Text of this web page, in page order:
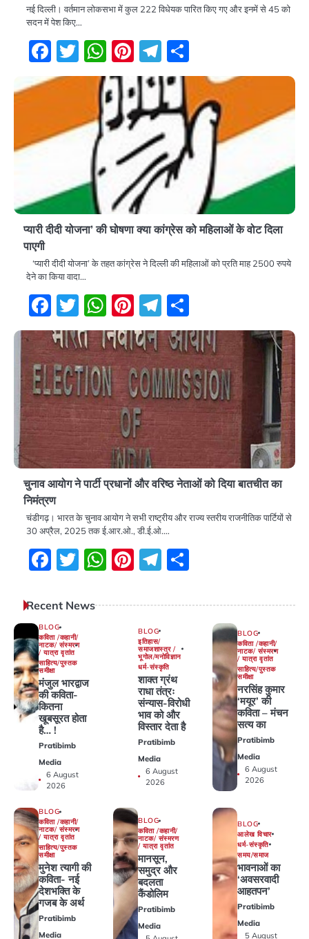
नई दिल्ली। वर्तमान लोकसभा में कुल 222 विधेयक पारित किए गए और इनमें से 45 को
सदन में पेश किए…
Facebook
Twitter
WhatsApp
Pinterest
Telegram
प्यारी दीदी योजना’ की घोषणा क्या कांग्रेस को महिलाओं के वोट दिला
पाएगी
‘प्यारी दीदी योजना’ के तहत कांग्रेस ने दिल्ली की महिलाओं को प्रति माह 2500 रुपये
देने का किया वादा…
Facebook
Twitter
WhatsApp
Pinterest
Telegram
चुनाव आयोग ने पार्टी प्रधानों और वरिष्ठ नेताओं को दिया बातचीत का
निमंत्रण
चंडीगढ़। भारत के चुनाव आयोग ने सभी राष्ट्रीय और राज्य स्तरीय राजनीतिक पार्टियों से
30 अप्रैल, 2025 तक ई.आर.ओ., डी.ई.ओ.…
Facebook
Twitter
WhatsApp
Pinterest
Telegram
Recent News
BLOG
कविता /कहानी/
नाटक/ संस्मरण
/ यात्रा वृतांत
साहित्य/पुस्तक
समीक्षा
मंजुल भारद्वाज
की कविता-
कितना
खूबसूरत होता
है… !
Pratibimb
Media
6 August
2026
BLOG
इतिहास/
समाजशास्त्र /
भूगोल/मनोविज्ञान
धर्म-संस्कृति
शाक्त ग्रंथ
राधा तंत्रः
संन्यास-विरोधी
भाव को और
विस्तार देता है
Pratibimb
Media
6 August
2026
BLOG
कविता /कहानी/
नाटक/ संस्मरण
/ यात्रा वृतांत
साहित्य/पुस्तक
समीक्षा
नरसिंह कुमार
‘मयूर’ की
कविता – मंचन
सत्य का
Pratibimb
Media
6 August
2026
BLOG
कविता /कहानी/
नाटक/ संस्मरण
/ यात्रा वृतांत
साहित्य/पुस्तक
समीक्षा
मुनेश त्यागी की
कविता- नई
देशभक्ति के
गजब के अर्थ
Pratibimb
Media
BLOG
कविता /कहानी/
नाटक/ संस्मरण
/ यात्रा वृतांत
मानसून,
समुद्र और
बदलता
कैंडोलिम
Pratibimb
Media
BLOG
आलेख विचार
धर्म-संस्कृति
समय/समाज
भावनाओं का
‘अवसरवादी
आहतपन’
Pratibimb
Media
5 August